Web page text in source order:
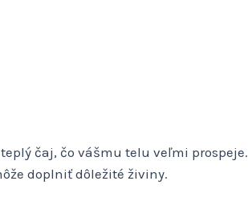
čaj, čo vášmu telu veľmi prospeje.
doplniť dôležité živiny.